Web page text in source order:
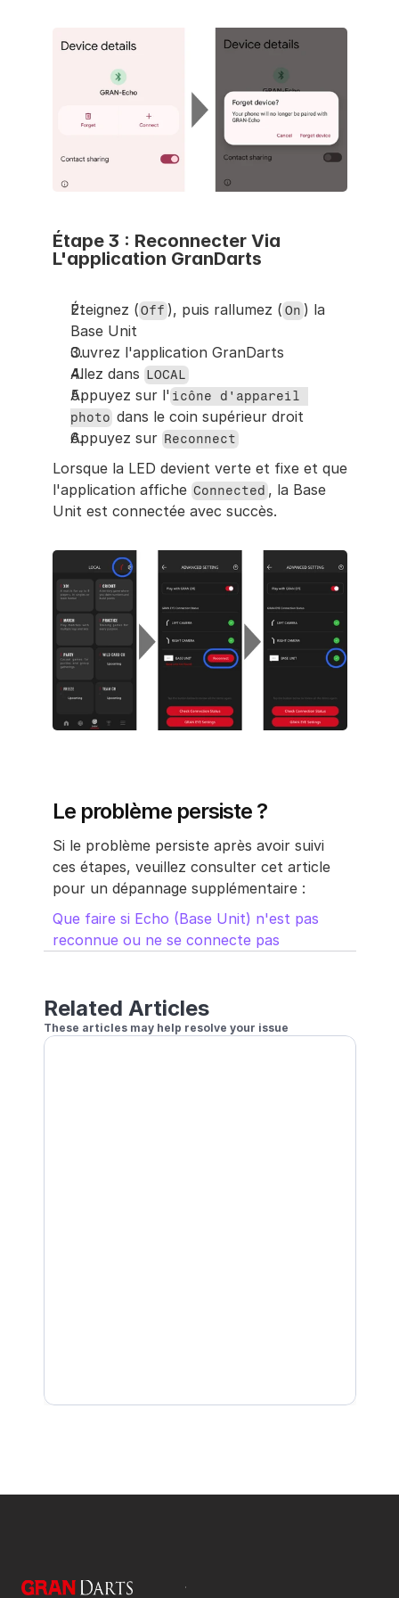
Étape 3 : Reconnecter Via
L'application GranDarts
Éteignez (Off ), puis rallumez (On ) la
Base Unit
Ouvrez l'application GranDarts
Allez dans LOCAL
Appuyez sur l' icône d'appareil
photo dans le coin supérieur droit
Appuyez sur Reconnect
Lorsque la LED devient verte et fixe et que
l'application affiche Connected , la Base
Unit est connectée avec succès.
Le problème persiste ?
Si le problème persiste après avoir suivi
ces étapes, veuillez consulter cet article
pour un dépannage supplémentaire :
Que faire si Echo (Base Unit) n'est pas
reconnue ou ne se connecte pas
Related Articles
These articles may help resolve your issue